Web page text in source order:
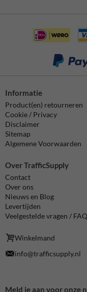
Informatie
Product(en) retourneren
Cookie / Privacy
Disclaimer
Sitemap
Algemene Voorwaarden
Over TrafficSupply
Contact
Over ons
Nieuws en Blog
Levertijden
Veelgestelde vragen / FAQ
Winkelmand
info@trafficsupply.nl
Meld je aan voor onze